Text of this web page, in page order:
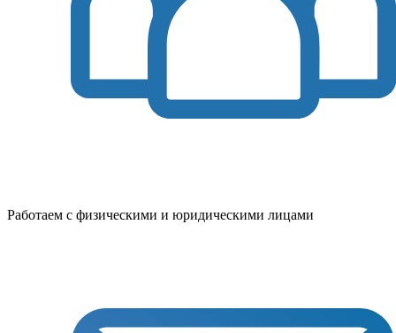
Работаем с физическими и юридическими лицами